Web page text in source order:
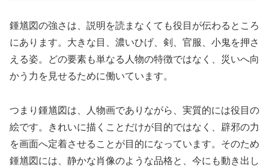
鍾馗図の強さは、説明を読まなくても役目が伝わるところ
にあります。大きな目、濃いひげ、剣、官服、小鬼を押さ
える姿。どの要素も単なる人物の特徴ではなく、災いへ向
かう力を見せるために働いています。
つまり鍾馗図は、人物画でありながら、実質的には役目の
絵です。きれいに描くことだけが目的ではなく、辟邪の力
を画面へ定着させることが目的になっています。そのため
鍾馗図には、静かな肖像のような品格と、今にも動き出し